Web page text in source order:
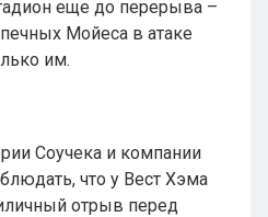
еще до перерыва –
Мойеса в атаке
им.
Соучека и компании
что у Вест Хэма
отрыв перед